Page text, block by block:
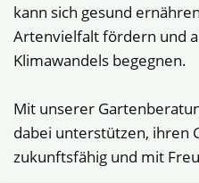
kann sich gesund
Artenvielfalt fördern und
Klimawandels begegnen.
Mit unserer
dabei unterstützen, ihren
zukunftsfähig und mit